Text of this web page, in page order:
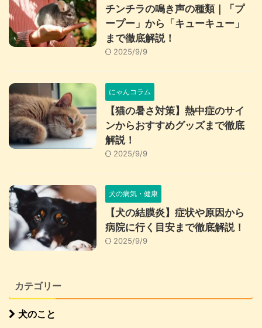
チンチラの鳴き声の種類｜「プ
ープー」から「キューキュー」
まで徹底解説！
2025/9/9
にゃんコラム
【猫の暑さ対策】熱中症のサイ
ンからおすすめグッズまで徹底
解説！
2025/9/9
犬の病気・健康
【犬の結膜炎】症状や原因から
病院に行く目安まで徹底解説！
2025/9/9
カテゴリー
犬のこと